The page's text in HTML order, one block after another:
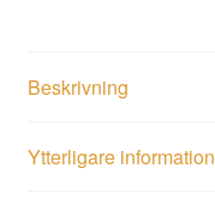
Beskrivning
Ytterligare information